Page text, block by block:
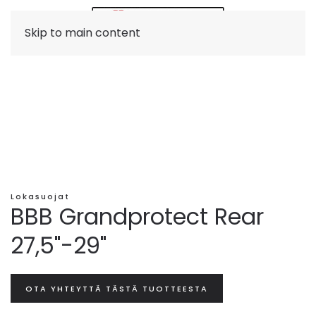
Skip to main content
Lokasuojat
BBB Grandprotect Rear
27,5"-29"
OTA YHTEYTTÄ TÄSTÄ TUOTTEESTA